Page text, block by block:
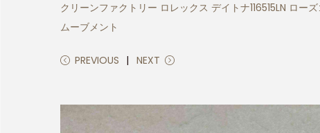
クリーンファクトリー ロレックス デイトナ116515LN ロ
ムーブメント
PREVIOUS NEXT